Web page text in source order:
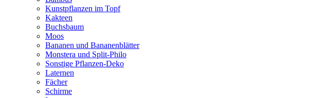
Kunstpflanzen im Topf
Kakteen
Buchsbaum
Moos
Bananen und Bananenblätter
Monstera und Split-Philo
Sonstige Pflanzen-Deko
Laternen
Fächer
Schirme